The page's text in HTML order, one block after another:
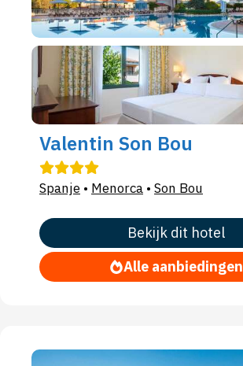
Valentin Son Bou
Spanje • Menorca • Son Bou
Bekijk dit hotel
Alle aanbiedingen